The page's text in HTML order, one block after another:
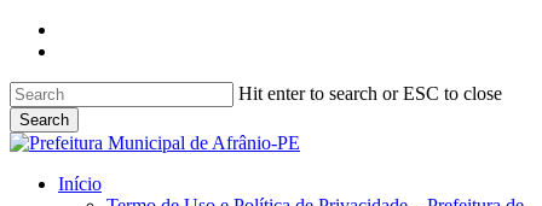
Skip
content
Hit enter to search or ESC to close
Search
Close
search
Menu
Início